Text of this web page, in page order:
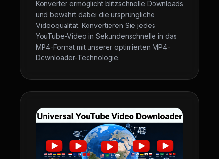
Konverter ermöglicht blitzschnelle Downloads
und bewahrt dabei die ursprüngliche
Videoqualität. Konvertieren Sie jedes
YouTube-Video in Sekundenschnelle in das
MP4-Format mit unserer optimierten MP4-
Downloader-Technologie.